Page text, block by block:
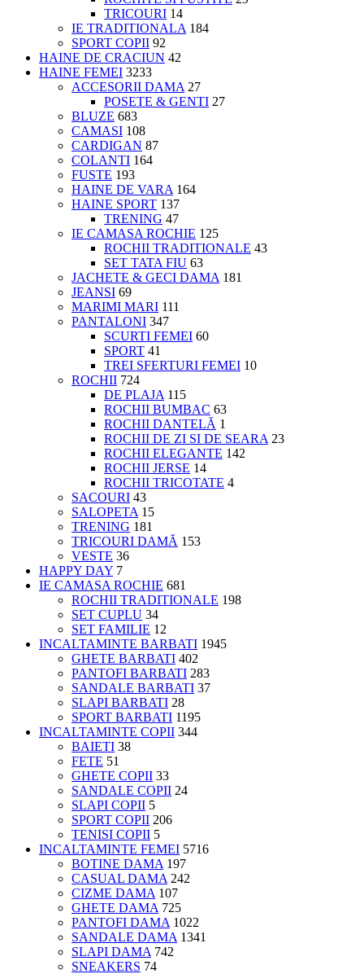
TRICOURI 14
IE TRADITIONALA 184
SPORT COPII 92
HAINE DE CRACIUN 42
HAINE FEMEI 3233
ACCESORII DAMA 27
POSETE & GENTI 27
BLUZE 683
CAMASI 108
CARDIGAN 87
COLANTI 164
FUSTE 193
HAINE DE VARA 164
HAINE SPORT 137
TRENING 47
IE CAMASA ROCHIE 125
ROCHII TRADITIONALE 43
SET TATA FIU 63
JACHETE & GECI DAMA 181
JEANSI 69
MARIMI MARI 111
PANTALONI 347
SCURTI FEMEI 60
SPORT 41
TREI SFERTURI FEMEI 10
ROCHII 724
DE PLAJA 115
ROCHII BUMBAC 63
ROCHII DANTELĂ 1
ROCHII DE ZI SI DE SEARA 23
ROCHII ELEGANTE 142
ROCHII JERSE 14
ROCHII TRICOTATE 4
SACOURI 43
SALOPETA 15
TRENING 181
TRICOURI DAMĂ 153
VESTE 36
HAPPY DAY 7
IE CAMASA ROCHIE 681
ROCHII TRADITIONALE 198
SET CUPLU 34
SET FAMILIE 12
INCALTAMINTE BARBATI 1945
GHETE BARBATI 402
PANTOFI BARBATI 283
SANDALE BARBATI 37
SLAPI BARBATI 28
SPORT BARBATI 1195
INCALTAMINTE COPII 344
BAIETI 38
FETE 51
GHETE COPII 33
SANDALE COPII 24
SLAPI COPII 5
SPORT COPII 206
TENISI COPII 5
INCALTAMINTE FEMEI 5716
BOTINE DAMA 197
CASUAL DAMA 242
CIZME DAMA 107
GHETE DAMA 725
PANTOFI DAMA 1022
SANDALE DAMA 1341
SLAPI DAMA 742
SNEAKERS 74